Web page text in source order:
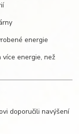
energie
energie, než
doporučili navýšení